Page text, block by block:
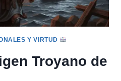
Y VIRTUD
Troyano de